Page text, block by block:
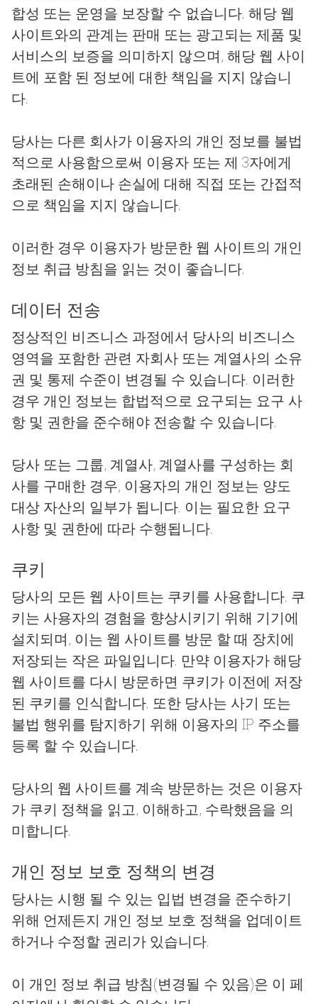
합성 또는 운영을 보장할 수 없습니다. 해당 웹
사이트와의 관계는 판매 또는 광고되는 제품 및
서비스의 보증을 의미하지 않으며, 해당 웹 사이
트에 포함 된 정보에 대한 책임을 지지 않습니
다.
당사는 다른 회사가 이용자의 개인 정보를 불법
적으로 사용함으로써 이용자 또는 제 3자에게
초래된 손해이나 손실에 대해 직접 또는 간접적
으로 책임을 지지 않습니다.
이러한 경우 이용자가 방문한 웹 사이트의 개인
정보 취급 방침을 읽는 것이 좋습니다.
데이터 전송
정상적인 비즈니스 과정에서 당사의 비즈니스
영역을 포함한 관련 자회사 또는 계열사의 소유
권 및 통제 수준이 변경될 수 있습니다. 이러한
경우 개인 정보는 합법적으로 요구되는 요구 사
항 및 권한을 준수해야 전송할 수 있습니다.
당사 또는 그룹, 계열사, 계열사를 구성하는 회
사를 구매한 경우, 이용자의 개인 정보는 양도
대상 자산의 일부가 됩니다. 이는 필요한 요구
사항 및 권한에 따라 수행됩니다.
쿠키
당사의 모든 웹 사이트는 쿠키를 사용합니다. 쿠
키는 사용자의 경험을 향상시키기 위해 기기에
설치되며, 이는 웹 사이트를 방문 할 때 장치에
저장되는 작은 파일입니다. 만약 이용자가 해당
웹 사이트를 다시 방문하면 쿠키가 이전에 저장
된 쿠키를 인식합니다. 또한 당사는 사기 또는
불법 행위를 탐지하기 위해 이용자의 IP 주소를
등록 할 수 있습니다.
당사의 웹 사이트를 계속 방문하는 것은 이용자
가 쿠키 정책을 읽고, 이해하고, 수락했음을 의
미합니다.
개인 정보 보호 정책의 변경
당사는 시행 될 수 있는 입법 변경을 준수하기
위해 언제든지 개인 정보 보호 정책을 업데이트
하거나 수정할 권리가 있습니다.
이 개인 정보 취급 방침(변경될 수 있음)은 이 페